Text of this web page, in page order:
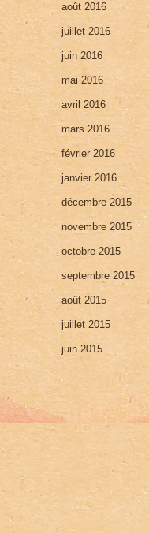
août 2016
juillet 2016
juin 2016
mai 2016
avril 2016
mars 2016
février 2016
janvier 2016
décembre 2015
novembre 2015
octobre 2015
septembre 2015
août 2015
juillet 2015
juin 2015